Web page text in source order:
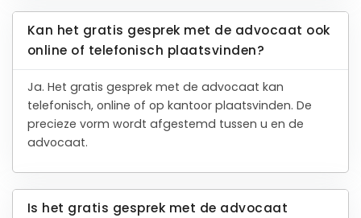
Kan het gratis gesprek met de advocaat ook
online of telefonisch plaatsvinden?
Ja. Het gratis gesprek met de advocaat kan
telefonisch, online of op kantoor plaatsvinden. De
precieze vorm wordt afgestemd tussen u en de
advocaat.
Is het gratis gesprek met de advocaat